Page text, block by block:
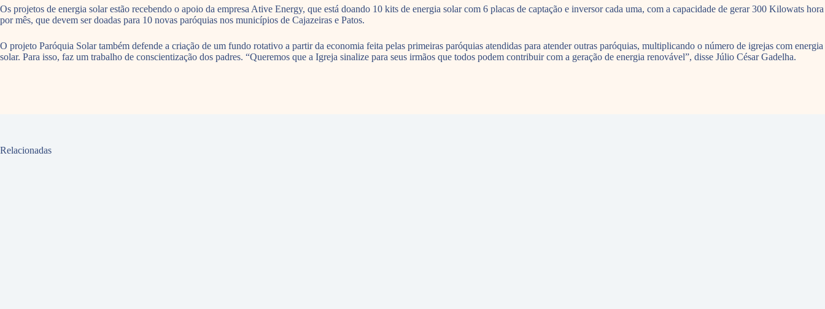
Os projetos de energia solar estão recebendo o apoio da empresa Ative Energy, que está doando 10 kits de energia solar com 6 placas de captação e inversor cada uma, com a capacidade de gerar 300 Kilowats hora
por mês, que devem ser doadas para 10 novas paróquias nos municípios de Cajazeiras e Patos.
O projeto Paróquia Solar também defende a criação de um fundo rotativo a partir da economia feita pelas primeiras paróquias atendidas para atender outras paróquias, multiplicando o número de igrejas com energia
solar. Para isso, faz um trabalho de conscientização dos padres. “Queremos que a Igreja sinalize para seus irmãos que todos podem contribuir com a geração de energia renovável”, disse Júlio César Gadelha.
Relacionadas